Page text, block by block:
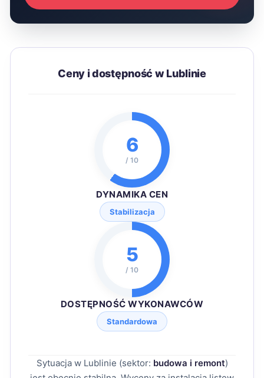
Ceny i dostępność w Lublinie
6
/ 10
DYNAMIKA CEN
Stabilizacja
5
/ 10
DOSTĘPNOŚĆ WYKONAWCÓW
Standardowa
Sytuacja w Lublinie (sektor: budowa i remont)